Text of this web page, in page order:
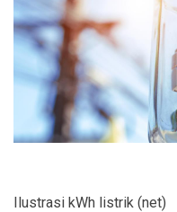
Ilustrasi kWh listrik (net)